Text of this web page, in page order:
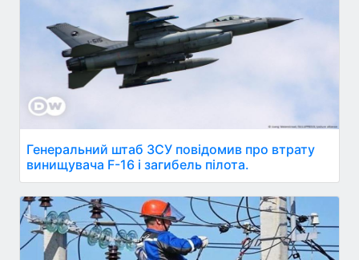
Генеральний штаб ЗСУ повідомив про втрату
винищувача F-16 і загибель пілота.